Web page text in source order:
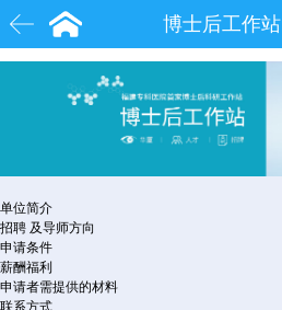
博士后工作站
白内障 近视
眼底病
单位简介
招聘 及导师方向
申请条件
薪酬福利
申请者需提供的材料
联系方式